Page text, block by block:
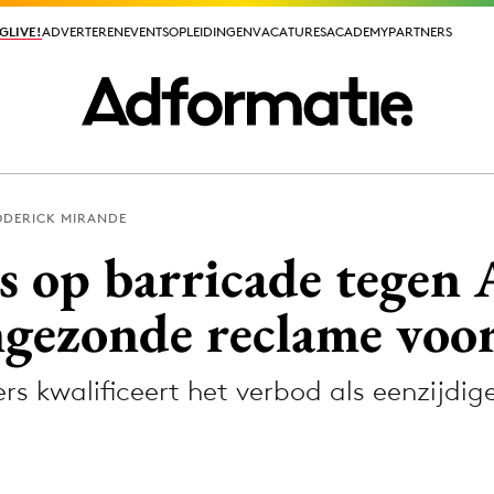
ADVERTERENEVENTSOPLEIDINGENVACATURESACADEMYPARTNERS
ADVERTERENEVENTSOPLEIDINGENVACATURESACADEMYPARTNERS
Media
MIRANDE
op barricade tegen
reclame
kwalificeert het verbod als